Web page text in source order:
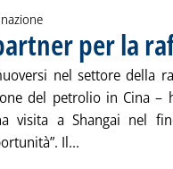
per la
nel settore della
del petrolio in Cina –
visita a Shangai nel
Il...